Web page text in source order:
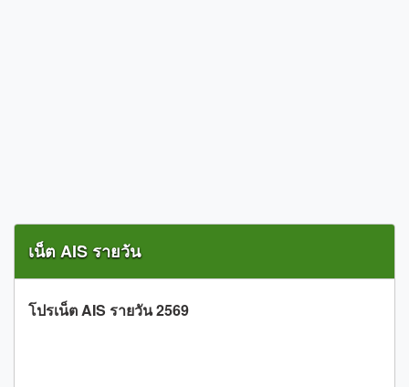
เน็ต AIS รายวัน
โปรเน็ต AIS รายวัน 2569